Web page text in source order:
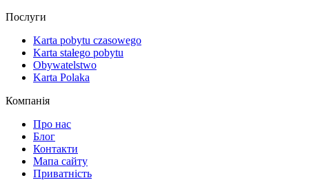
Послуги
Karta pobytu czasowego
Karta stałego pobytu
Obywatelstwo
Karta Polaka
Компанія
Про нас
Блог
Контакти
Мапа сайту
Приватність